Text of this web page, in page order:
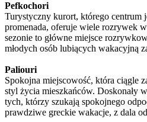
Pefkochori
Turystyczny kurort, którego centrum
promenada, oferuje wiele rozrywek
sezonie to główne miejsce
młodych osób lubiących wakacyjną
Paliouri
Spokojna miejscowość, która ciągle
styl życia mieszkańców. Doskonały
tych, którzy szukają spokojnego
prawdziwe greckie wakacje, z dala